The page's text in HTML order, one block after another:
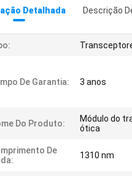
Detalhada Descrição
De Garantia: 3 anos
Do Produto:
Módulo do
ótica
De
1310 nm